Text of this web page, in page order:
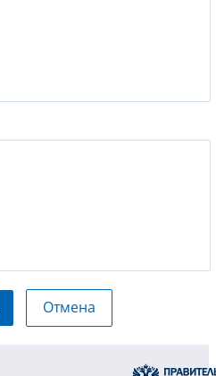
Отмена